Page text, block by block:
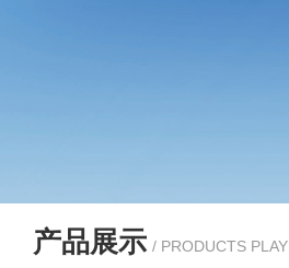
产品展示 / PRODUCTS PLAY